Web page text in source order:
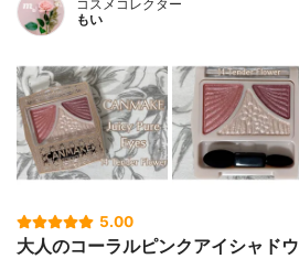
コスメコレクター
もい
5.00
大人のコーラルピンクアイシャドウ